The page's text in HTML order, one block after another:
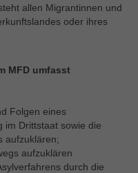
allen Migrantinnen und
oder ihres
MFD umfasst
Folgen eines
im Drittstaat sowie die
aufzuklären;
aufzuklären
durch die